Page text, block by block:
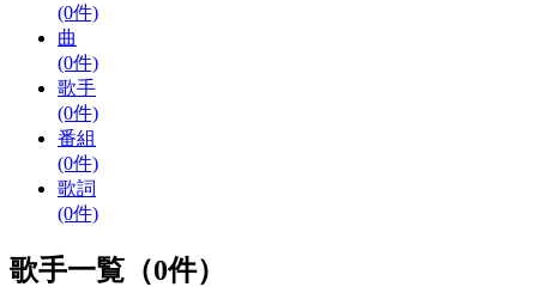
(0件)
曲
(0件)
歌手
(0件)
番組
(0件)
歌詞
(0件)
歌手一覧（0件）